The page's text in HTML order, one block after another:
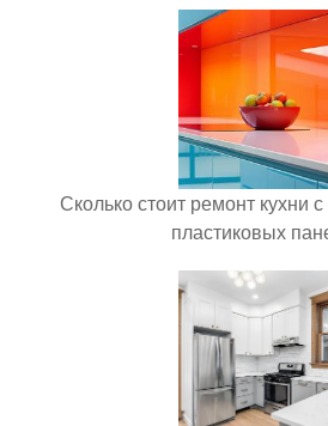
Сколько стоит ремонт кухни
пластиковых